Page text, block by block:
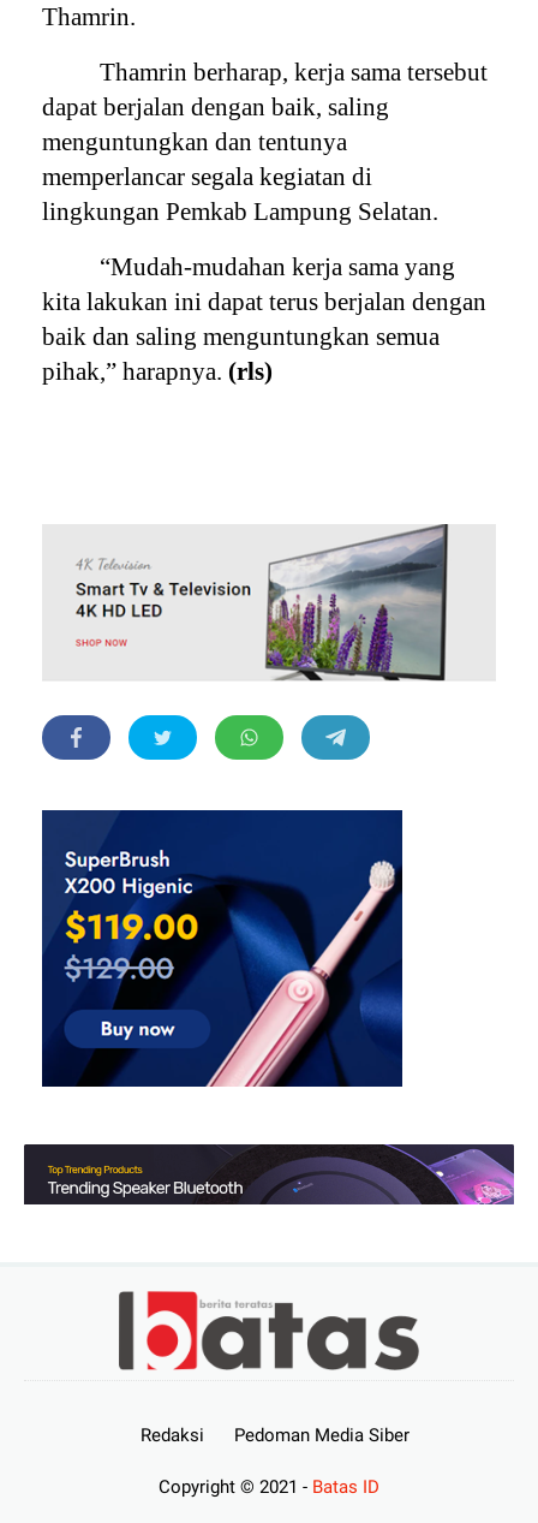
Thamrin.
Thamrin berharap, kerja sama tersebut
dapat berjalan dengan baik, saling
menguntungkan dan tentunya
memperlancar segala kegiatan di
lingkungan Pemkab Lampung Selatan.
“Mudah-mudahan kerja sama yang
kita lakukan ini dapat terus berjalan dengan
baik dan saling menguntungkan semua
pihak,” harapnya. (rls)
Redaksi Pedoman Media Siber
Copyright © 2021 - Batas ID